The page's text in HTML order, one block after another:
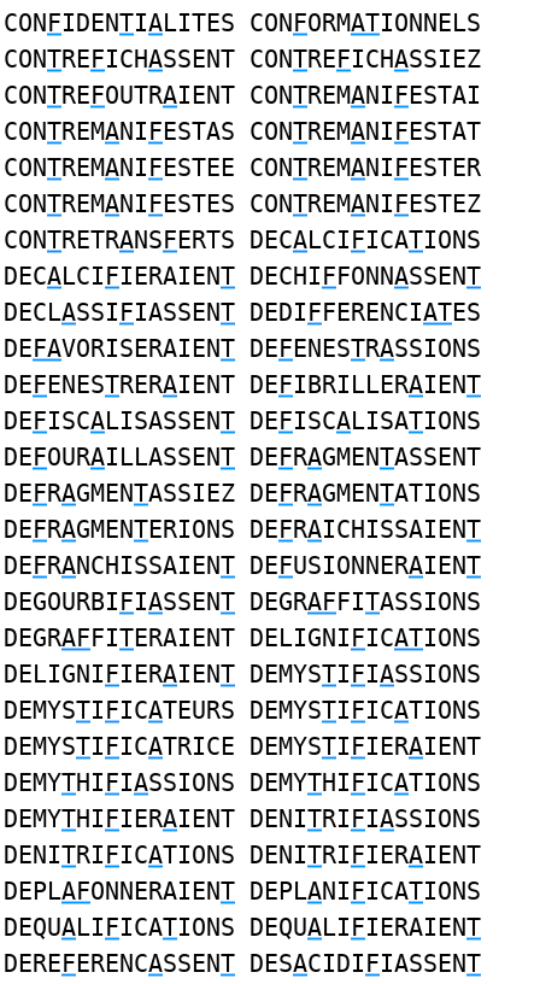
CONFIDENTIALITES CONFORMATIONNELS
CONTREFICHASSENT CONTREFICHASSIEZ
CONTREFOUTRAIENT CONTREMANIFESTAI
CONTREMANIFESTAS CONTREMANIFESTAT
CONTREMANIFESTEE CONTREMANIFESTER
CONTREMANIFESTES CONTREMANIFESTEZ
CONTRETRANSFERTS DECALCIFICATIONS
DECALCIFIERAIENT DECHIFFONNASSENT
DECLASSIFIASSENT DEDIFFERENCIATES
DEFAVORISERAIENT DEFENESTRASSIONS
DEFENESTRERAIENT DEFIBRILLERAIENT
DEFISCALISASSENT DEFISCALISATIONS
DEFOURAILLASSENT DEFRAGMENTASSENT
DEFRAGMENTASSIEZ DEFRAGMENTATIONS
DEFRAGMENTERIONS DEFRAICHISSAIENT
DEFRANCHISSAIENT DEFUSIONNERAIENT
DEGOURBIFIASSENT DEGRAFFITASSIONS
DEGRAFFITERAIENT DELIGNIFICATIONS
DELIGNIFIERAIENT DEMYSTIFIASSIONS
DEMYSTIFICATEURS DEMYSTIFICATIONS
DEMYSTIFICATRICE DEMYSTIFIERAIENT
DEMYTHIFIASSIONS DEMYTHIFICATIONS
DEMYTHIFIERAIENT DENITRIFIASSIONS
DENITRIFICATIONS DENITRIFIERAIENT
DEPLAFONNERAIENT DEPLANIFICATIONS
DEQUALIFICATIONS DEQUALIFIERAIENT
DEREFERENCASSENT DESACIDIFIASSENT